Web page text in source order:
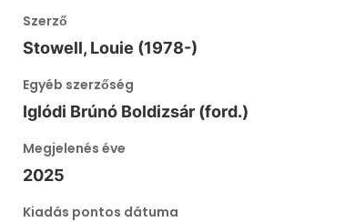
Szerző
Stowell, Louie (1978-)
Egyéb szerzőség
Iglódi Brúnó Boldizsár (ford.)
Megjelenés éve
2025
Kiadás pontos dátuma